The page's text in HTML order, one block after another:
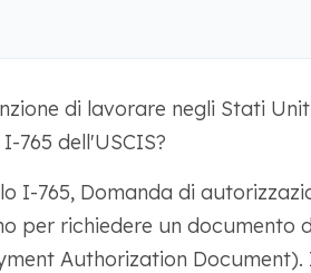
di lavorare negli Stati
765 dell'USCIS?
I-765, Domanda di
per richiedere un documento
Authorization